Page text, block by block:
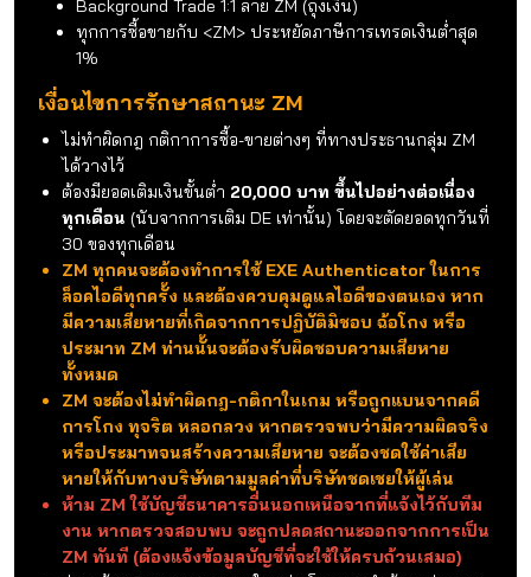
เฉพาะ ZM
มีสิทธิ์เข้าร่วมงาน Event พิเศษของทาง EXTREME
ส่วนลดพิเศษ เมื่อสั่งซื้อบัตรเติมเงิน EXcash
ZM Package รับสิทธิ์ซื้อ Package ไอเทมสำหรับจำหน่าย
ในราคาพิเศษ
สิทธิ์ลุ้นรับไอเทมพิเศษทุกเดือน
เมื่อพูดคุยในช่องสนทนา จะมีเครื่องหมาย <ZM> นำหน้าชื่อ
ตัวละคร และข้อความที่พิมพ์จะเป็นสีเหลือง
ไอเทมหมวกพ่อค้าในเกม
Background Trade 1:1 ลาย ZM (ถุงเงิน)
ทุกการซื้อขายกับ <ZM> ประหยัดภาษีการเทรดเงินต่ำสุด
1%
เงื่อนไขการรักษาสถานะ ZM
ไม่ทำผิดกฎ กติกาการซื้อ-ขายต่างๆ ที่ทางประธานกลุ่ม ZM
ได้วางไว้
ต้องมียอดเติมเงินขั้นต่ำ20,000 บาท ขึ้นไปอย่างต่อเนื่อง
ทุกเดือน(นับจากการเติม DE เท่านั้น) โดยจะตัดยอดทุกวันที่
30 ของทุกเดือน
ZM ทุกคนจะต้องทำการใช้ EXE Authenticator ในการ
ล็อคไอดีทุกครั้ง และต้องควบคุมดูแลไอดีของตนเอง หาก
มีความเสียหายที่เกิดจากการปฏิบัติมิชอบ ฉ้อโกง หรือ